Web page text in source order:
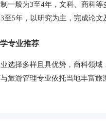
一般为3至4年，文科、商科
至5年，以研究为主，完成论文
专业推荐
选择多样且具优势，商科领
旅游管理专业依托当地丰富